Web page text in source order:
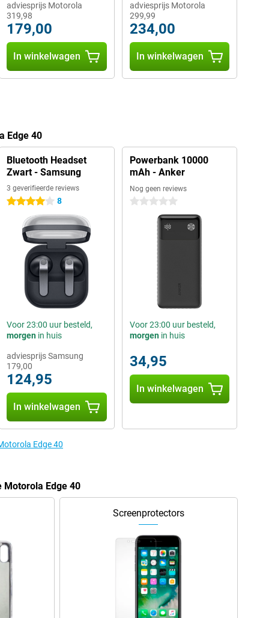
319,98
adviesprijs Motorola
179,00
In winkelwagen
299,99
adviesprijs Motorola
234,00
In winkelwagen
Edge 40
Bluetooth Headset
Zwart - Samsung
3 geverifieerde reviews
4 sterren 8
Voor 23:00 uur besteld,
morgenin huis
179,00
adviesprijs Samsung
124,95
In winkelwagen
Powerbank 10000
mAh - Anker
Nog geen reviews
0 sterren
Voor 23:00 uur besteld,
morgenin huis
34,95
In winkelwagen
Edge 40
Motorola Edge 40
Screenprotectors